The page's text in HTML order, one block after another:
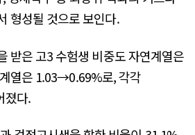
형성될 것으로 보인다.
받은 고3 수험생 비중도 자연계열은
열은 1.03→0.69%로, 각각
졌다.